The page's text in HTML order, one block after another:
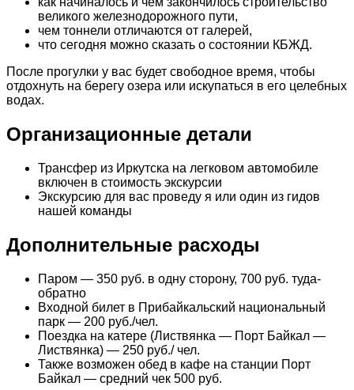
великого железнодорожного пути,
чем тоннели отличаются от галерей,
что сегодня можно сказать о состоянии КБЖД.
После прогулки у вас будет свободное время, чтобы
отдохнуть на берегу озера или искупаться в его целебных
водах.
Организационные детали
Трансфер из Иркутска на легковом автомобиле
включен в стоимость экскурсии
Экскурсию для вас проведу я или один из гидов
нашей команды
Дополнительные расходы
Паром — 350 руб. в одну сторону, 700 руб. туда-
обратно
Входной билет в Прибайкальский национальный
парк — 200 руб./чел.
Поездка на катере (Листвянка — Порт Байкал —
Листвянка) — 250 руб./ чел.
Также возможен обед в кафе на станции Порт
Байкал — средний чек 500 руб.